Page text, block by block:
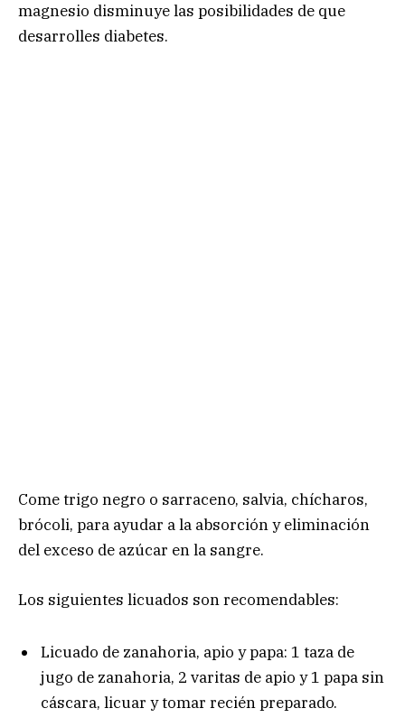
magnesio disminuye las posibilidades de que
desarrolles diabetes.
Come trigo negro o sarraceno, salvia, chícharos,
brócoli, para ayudar a la absorción y eliminación
del exceso de azúcar en la sangre.
Los siguientes licuados son recomendables:
Licuado de zanahoria, apio y papa: 1 taza de
jugo de zanahoria, 2 varitas de apio y 1 papa sin
cáscara, licuar y tomar recién preparado.